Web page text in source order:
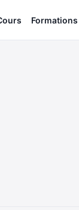
Formations